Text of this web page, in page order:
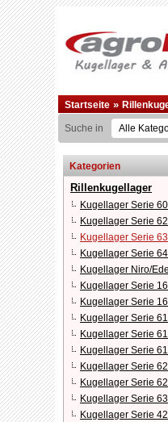
Startseite »
Suche in
Kategorien
Rillenkugellager
Kugellager Serie
Kugellager Serie
Kugellager Serie
Kugellager Serie
Kugellager Niro/
Kugellager Serie
Kugellager Serie
Kugellager Serie
Kugellager Serie
Kugellager Serie
Kugellager Serie
Kugellager Serie
Kugellager Serie
Kugellager Serie